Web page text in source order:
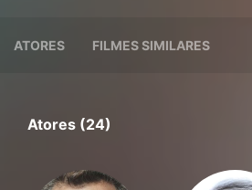
ATORES FILMES SIMILARES
Atores (24)